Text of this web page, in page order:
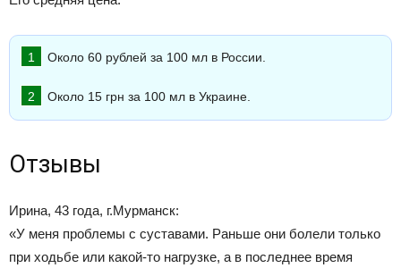
Около 60 рублей за 100 мл в России.
Около 15 грн за 100 мл в Украине.
Отзывы
Ирина, 43 года, г.Мурманск:
«У меня проблемы с суставами. Раньше они болели только
при ходьбе или какой-то нагрузке, а в последнее время